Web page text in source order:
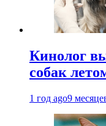
Кинолог
собак
1 год ago9